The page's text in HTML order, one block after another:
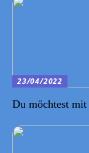
23/04/2022
Du möchtest mit